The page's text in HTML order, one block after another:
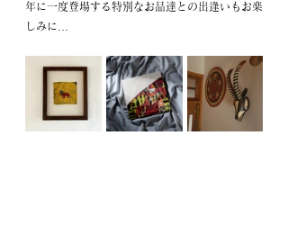
年に一度登場する特別なお品達との出逢いもお楽
しみに…